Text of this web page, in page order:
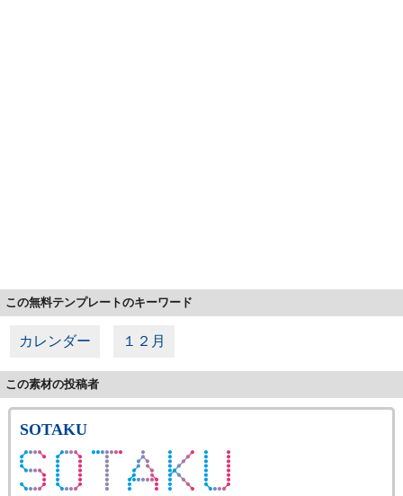
この無料テンプレートのキーワード
カレンダー １２月
この素材の投稿者
SOTAKU